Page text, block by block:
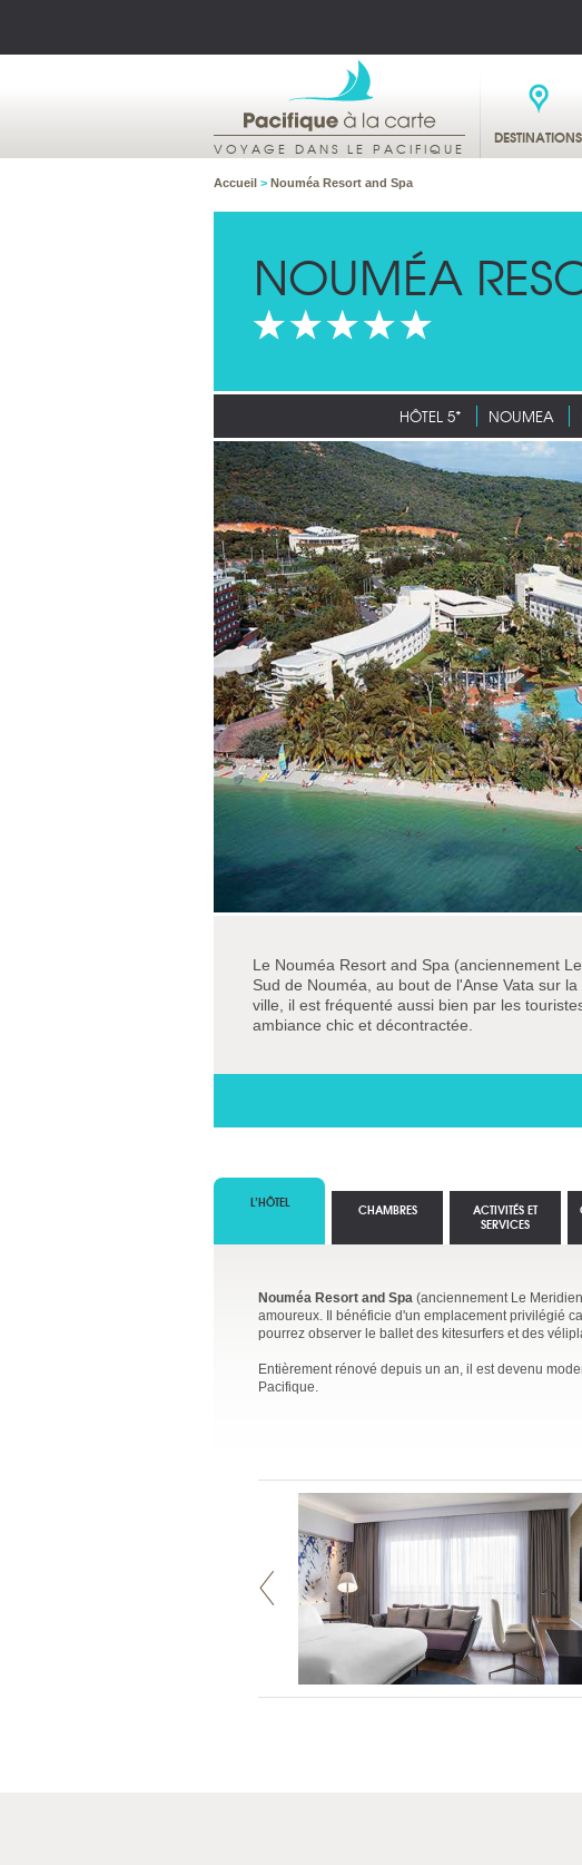
VOYAGE DANS LE PACIFIQUE
DESTINATIONS
Accueil > Nouméa Resort and Spa
NOUMÉA
HÔTEL 5* NOUMEA
Le Nouméa Resort and Spa (anciennement
Sud de Nouméa, au bout de l'Anse Vata sur
ville, il est fréquenté aussi bien par les
ambiance chic et décontractée.
L’HÔTEL
Nouméa Resort and Spa (anciennement Le
amoureux. Il bénéficie d'un emplacement privilégié
pourrez observer le ballet des kitesurfers et des
Entièrement rénové depuis un an, il est devenu
Pacifique.
CHAMBRES
ACTIVITÉS ET
SERVICES